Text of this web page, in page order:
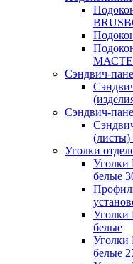
Сэндвич-
Сэндвич-
(листы)
Уголки
белые
белые
белые